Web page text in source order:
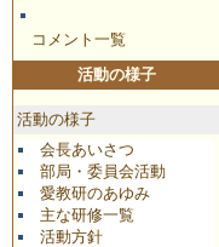
コメント一覧
活動の様子
活動の様子
会長あいさつ
部局・委員会活動
愛教研のあゆみ
主な研修一覧
活動方針